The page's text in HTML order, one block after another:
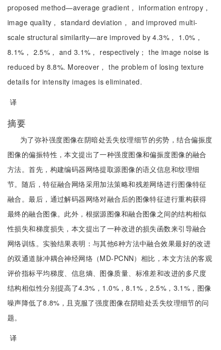
proposed method—average gradient， information entropy，
image quality， standard deviation， and improved multi-
scale structural similarity—are improved by 4.3%， 1.0%，
8.1%， 2.5%， and 3.1%， respectively； the image noise is
reduced by 8.8%. Moreover， the problem of losing texture
details for intensity images is eliminated.
译
摘要
为了弥补强度图像在阴暗处丢失纹理细节的劣势，结合偏振度
图像的偏振特性，本文提出了一种强度图像和偏振度图像的融合
方法。首先，构建编码器网络提取源图像的语义信息和纹理细
节。随后，特征融合网络采用加法策略和残差网络进行图像特征
融合。最后，通过解码器网络对融合后的图像特征进行重构获得
最终的融合图像。此外，根据源图像和融合图像之间的结构相似
性损失和梯度损失，本文提出了一种改进的损失函数来引导融合
网络训练。实验结果表明：与其他6种方法中融合效果最好的改进
的双通道脉冲耦合神经网络（MD-PCNN）相比，本文方法的客观
评价指标平均梯度、信息熵、图像质量、标准差和改进的多尺度
结构相似性分别提高了4.3%，1.0%，8.1%，2.5%，3.1%，图像
噪声降低了8.8%，且克服了强度图像在阴暗处丢失纹理细节的问
题。
译